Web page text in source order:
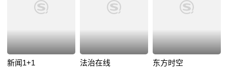
新闻1+1 法治在线 东方时空